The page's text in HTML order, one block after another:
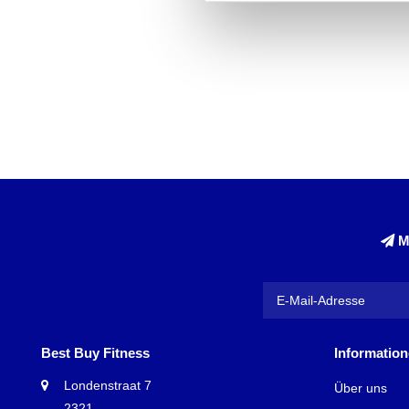
Best Buy Fitness
Londenstraat 7
Über uns